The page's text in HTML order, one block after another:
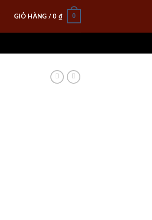
GIỎ HÀNG /0 ₫ 0